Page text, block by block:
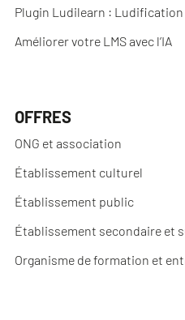
Plugin Ludilearn :
Améliorer votre LMS avec l’IA
OFFRES
ONG et association
Établissement culturel
Établissement public
Établissement secondaire et
Organisme de formation et